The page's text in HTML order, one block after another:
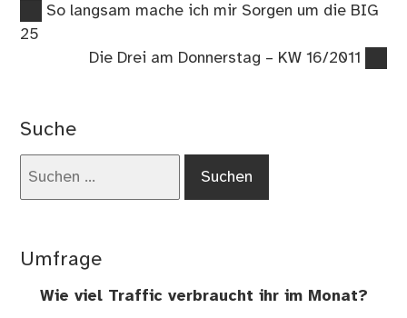
Beitragsnavigation
Vorheriger
Beitrag:
So langsam mache ich mir Sorgen um die BIG
25
Nächster
Die Drei am Donnerstag – KW 16/2011
Suche
Umfrage
Wie viel Traffic verbraucht ihr im Monat?